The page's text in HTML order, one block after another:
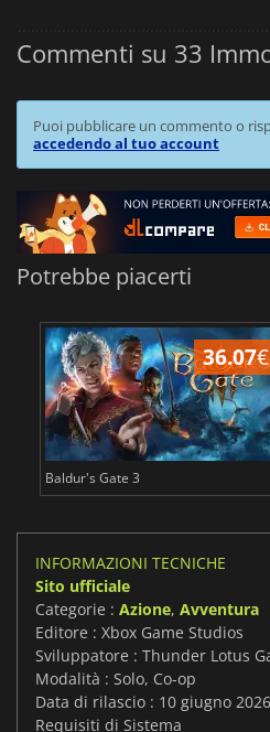
Commenti su 33
Puoi pubblicare un commento o
accedendo al tuo account
Potrebbe piacerti
36.07€
Baldur's Gate 3
INFORMAZIONI TECNICHE
Sito ufficiale
Categorie : Azione, Avventura
Editore : Xbox Game Studios
Sviluppatore : Thunder Lotus
Modalità : Solo, Co-op
Data di rilascio : 10 giugno 2026
Requisiti di Sistema